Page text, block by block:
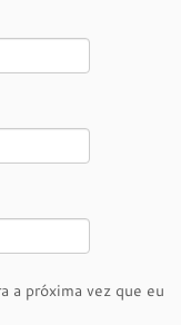
a próxima vez que eu